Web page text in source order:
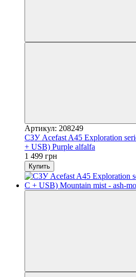
Артикул: 208249
СЗУ Acefast A45 Exploration
+ USB) Purple alfalfa
1 499 грн
Купить